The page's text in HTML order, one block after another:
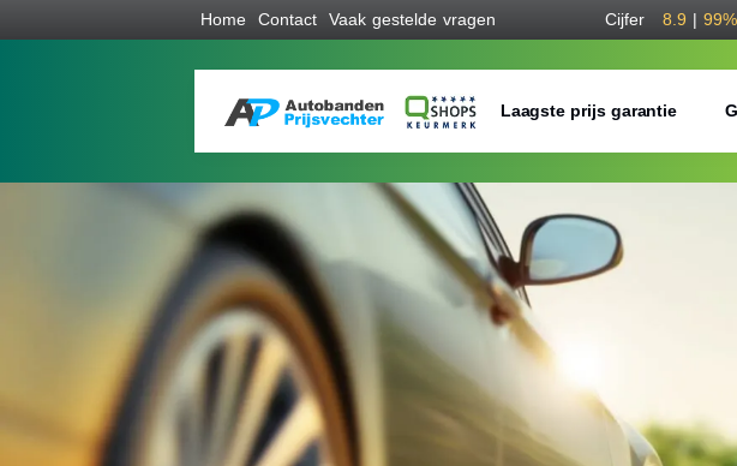
Home Contact Vaak gestelde vragen Cijfer 8.9 | 99%
Laagste prijs garantie